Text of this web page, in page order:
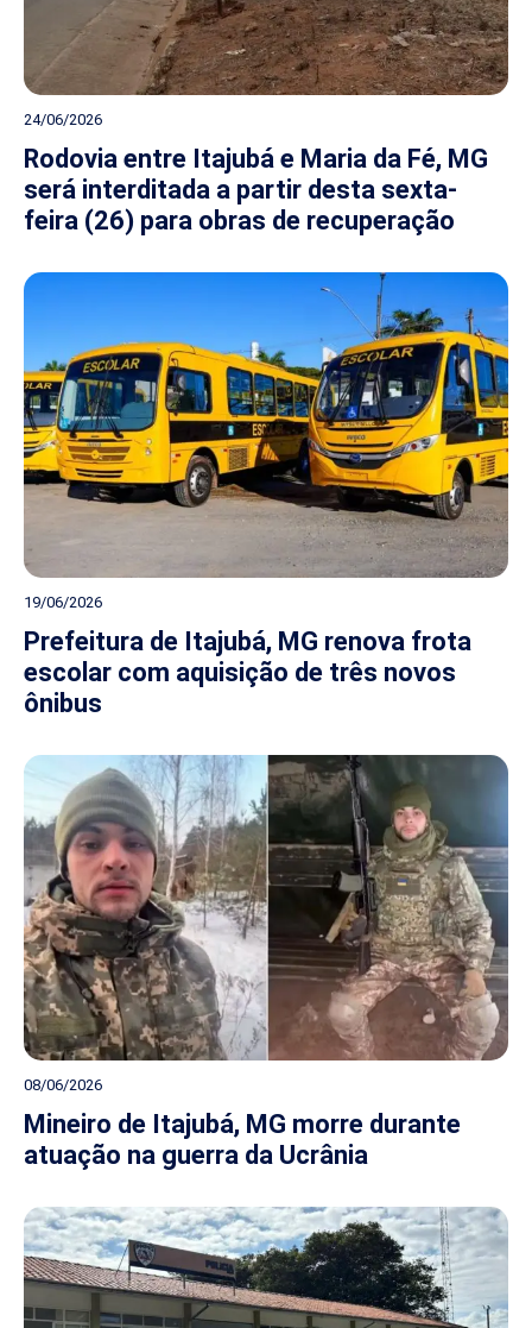
24/06/2026
Rodovia entre Itajubá e Maria da Fé, MG
será interditada a partir desta sexta-
feira (26) para obras de recuperação
19/06/2026
Prefeitura de Itajubá, MG renova frota
escolar com aquisição de três novos
ônibus
08/06/2026
Mineiro de Itajubá, MG morre durante
atuação na guerra da Ucrânia